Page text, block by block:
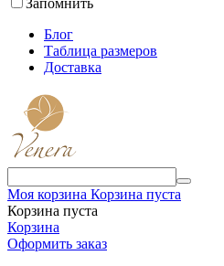
Запомнить
Блог
Таблица размеров
Доставка
Моя корзина Корзина пуста
Корзина пуста
Корзина
Оформить заказ